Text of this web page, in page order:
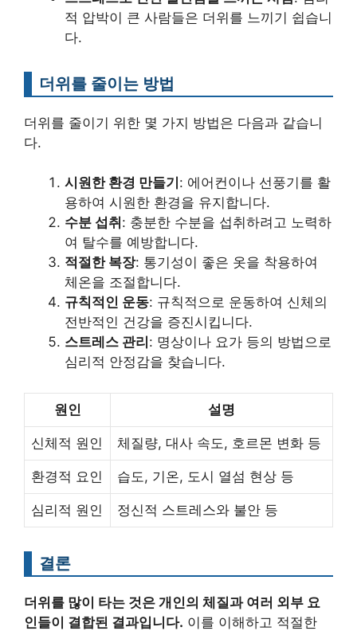
적 압박이 큰 사람들은 더위를 느끼기 쉽습니
다.
더위를 줄이는 방법
더위를 줄이기 위한 몇 가지 방법은 다음과 같습니
다.
시원한 환경 만들기 : 에어컨이나 선풍기를 활
용하여 시원한 환경을 유지합니다.
수분 섭취 : 충분한 수분을 섭취하려고 노력하
여 탈수를 예방합니다.
적절한 복장: 통기성이 좋은 옷을 착용하여
체온을 조절합니다.
규칙적인 운동: 규칙적으로 운동하여 신체의
전반적인 건강을 증진시킵니다.
스트레스 관리 : 명상이나 요가 등의 방법으로
심리적 안정감을 찾습니다.
원인 설명
신체적 원인 체질량, 대사 속도, 호르몬 변화 등
환경적 요인 습도, 기온, 도시 열섬 현상 등
심리적 원인 정신적 스트레스와 불안 등
결론
더위를 많이 타는 것은 개인의 체질과 여러 외부 요
인들이 결합된 결과입니다. 이를 이해하고 적절한